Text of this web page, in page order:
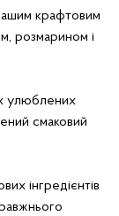
крафтовим
розмарином і
улюблених
смаковий
інгредієнтів